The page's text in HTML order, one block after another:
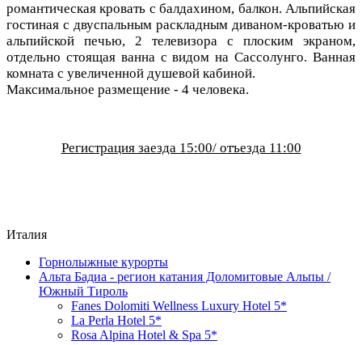
романтическая кровать с балдахином, балкон. Альпийская
гостиная с двуспальным раскладным диваном-кроватью и
альпийской печью, 2 телевизора с плоским экраном,
отдельно стоящая ванна с видом на Сассолунго. Ванная
комната с увеличенной душевой кабиной.
Максимальное размещение - 4 человека.
Регистрация заезда 15:00/ отъезда 11:00
Италия
Горнолыжные курорты
Альта Бадиа - регион катания Доломитовые Альпы /
Южный Тироль
Fanes Dolomiti Wellness Luxury Hotel 5*
La Perla Hotel 5*
Rosa Alpina Hotel & Spa 5*